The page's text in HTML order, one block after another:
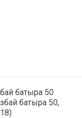
батыра 50
батыра 50,